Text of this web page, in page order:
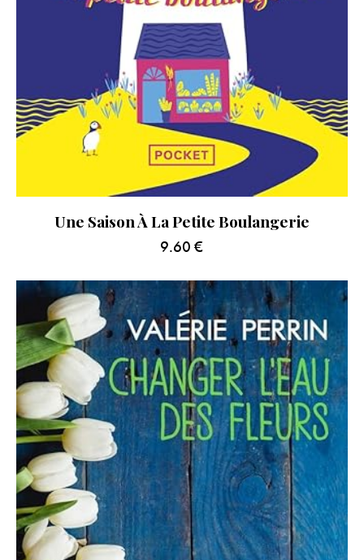
Une Saison À La Petite Boulangerie
9.60 €